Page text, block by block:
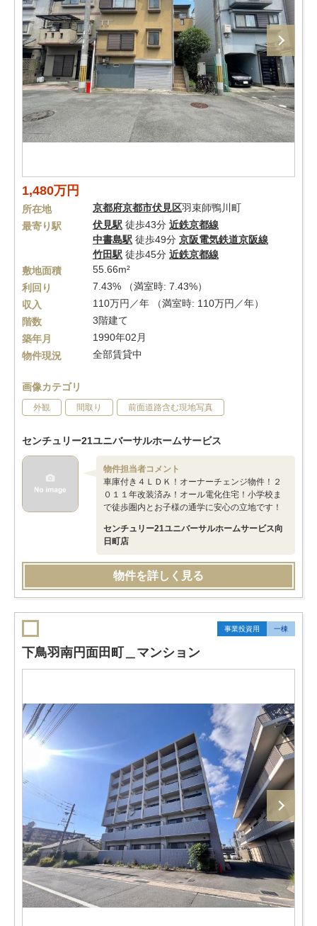
1,480万円
所在地 京都府京都市伏見区羽束師鴨川町
最寄り駅
伏見駅 徒歩43分 近鉄京都線
中書島駅 徒歩49分 京阪電気鉄道京阪線
竹田駅 徒歩45分 近鉄京都線
敷地面積
55.66m²
利回り
7.43% （満室時: 7.43%）
収入
110万円／年 （満室時: 110万円／年）
階数
3階建て
築年月
1990年02月
物件現況
全部賃貸中
画像カテゴリ
外観 間取り 前面道路含む現地写真
センチュリー21ユニバーサルホームサービス
物件担当者コメント
車庫付き４ＬＤＫ！オーナーチェンジ物件！２
０１１年改装済み！オール電化住宅！小学校ま
で徒歩圏内とお子様の通学に安心の立地です！
センチュリー21ユニバーサルホームサービス向
日町店
物件を詳しく見る
事業投資用 一棟
下鳥羽南円面田町＿マンション